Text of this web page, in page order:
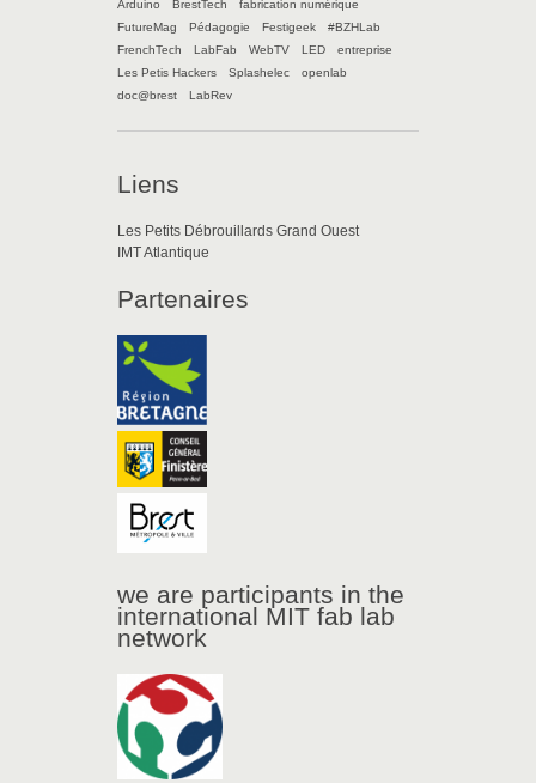
Arduino
BrestTech
fabrication numérique
FutureMag
Pédagogie Festigeek
#BZHLab
FrenchTech
LabFab WebTV LED
entreprise
Les Petis Hackers
Splashelec
openlab
doc@brest
LabRev
Liens
Les Petits Débrouillards Grand Ouest
IMT Atlantique
Partenaires
we are participants in the
international MIT fab lab
network